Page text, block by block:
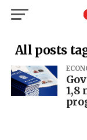
All posts
1,8